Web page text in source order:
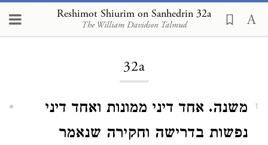
Reshimot Shiurim on Sanhedrin 32a
The William Davidson Talmud
Loading...
32a
1
משנה. אחד דיני ממונות ואחד דיני
נפשות בדרישה וחקירה שנאמר